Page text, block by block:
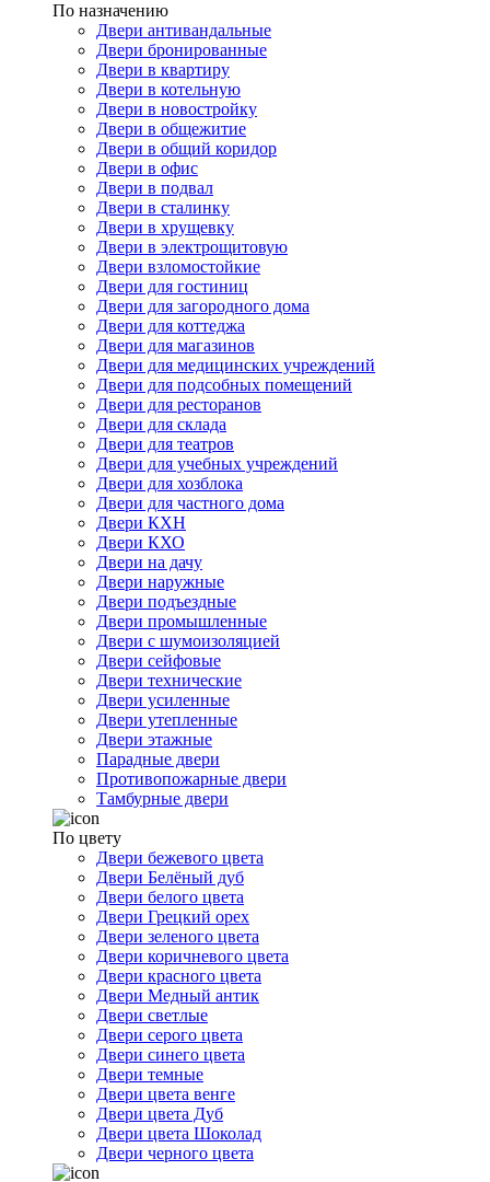
По назначению
Двери антивандальные
Двери бронированные
Двери в квартиру
Двери в котельную
Двери в новостройку
Двери в общежитие
Двери в общий коридор
Двери в офис
Двери в подвал
Двери в сталинку
Двери в хрущевку
Двери в электрощитовую
Двери взломостойкие
Двери для гостиниц
Двери для загородного дома
Двери для коттеджа
Двери для магазинов
Двери для медицинских учреждений
Двери для подсобных помещений
Двери для ресторанов
Двери для склада
Двери для театров
Двери для учебных учреждений
Двери для хозблока
Двери для частного дома
Двери КХН
Двери КХО
Двери на дачу
Двери наружные
Двери подъездные
Двери промышленные
Двери с шумоизоляцией
Двери сейфовые
Двери технические
Двери усиленные
Двери утепленные
Двери этажные
Парадные двери
Противопожарные двери
Тамбурные двери
По цвету
Двери бежевого цвета
Двери Белёный дуб
Двери белого цвета
Двери Грецкий орех
Двери зеленого цвета
Двери коричневого цвета
Двери красного цвета
Двери Медный антик
Двери светлые
Двери серого цвета
Двери синего цвета
Двери темные
Двери цвета венге
Двери цвета Дуб
Двери цвета Шоколад
Двери черного цвета